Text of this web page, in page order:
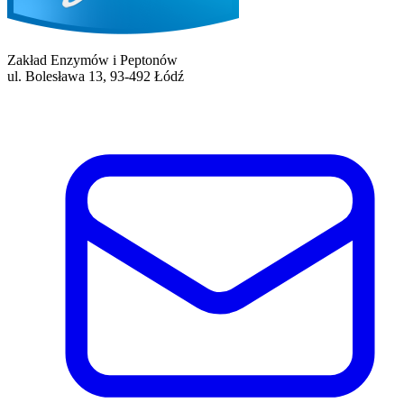
Zakład Enzymów i Peptonów
ul. Bolesława 13, 93-492 Łódź